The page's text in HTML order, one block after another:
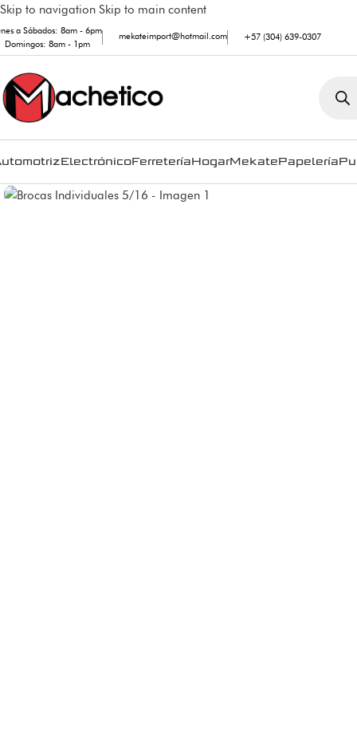
Skip to navigation Skip to main content
a Sábados: 8am - 6pm
Domingos: 8am - 1pm
mekateimport@hotmail.com +57 (304) 639-0307
ElectrónicoFerreteríaHogarMekatePapelería